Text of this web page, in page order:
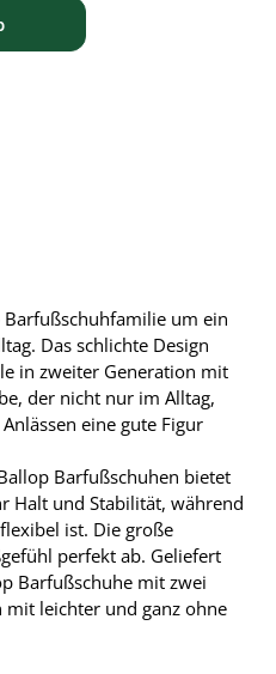
um ein
Das schlichte Design
in zweiter Generation mit
der nicht nur im Alltag,
eine gute Figur
Barfußschuhen bietet
Halt und Stabilität, während
ist. Die große
perfekt ab. Geliefert
Barfußschuhe mit zwei
mit leichter und ganz ohne